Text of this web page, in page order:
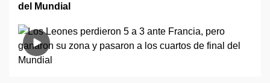
del Mundial